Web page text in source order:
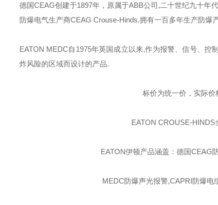
德国CEAG创建于1897年，原属于ABB公司,二十世纪九十年
防爆电气生产商CEAG Crouse-Hinds.拥有一百多年生产防爆
EATON MEDC自 1975年英国成立以来,作为报警、信号、控
炸风险的区域而设计的产品.
标价为统一价，实际
EATON CROUSE-HINDS
EATON伊顿产品涵盖：德国CEAG
MEDC防爆声光报警,CAPRI防爆